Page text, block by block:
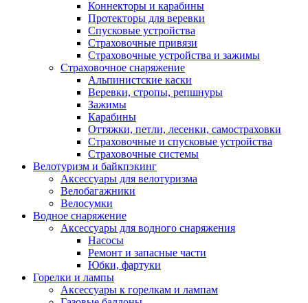
Коннекторы и карабины
Протекторы для веревки
Спусковые устройства
Страховочные привязи
Страховочные устройства и зажимы
Страховочное снаряжение
Альпинистские каски
Веревки, стропы, репшнуры
Зажимы
Карабины
Оттяжки, петли, лесенки, самостраховки
Страховочные и спусковые устройства
Страховочные системы
Велотуризм и байкпэкинг
Аксессуары для велотуризма
Велобагажники
Велосумки
Водное снаряжение
Аксессуары для водного снаряжения
Насосы
Ремонт и запасные части
Юбки, фартуки
Горелки и лампы
Аксессуары к горелкам и лампам